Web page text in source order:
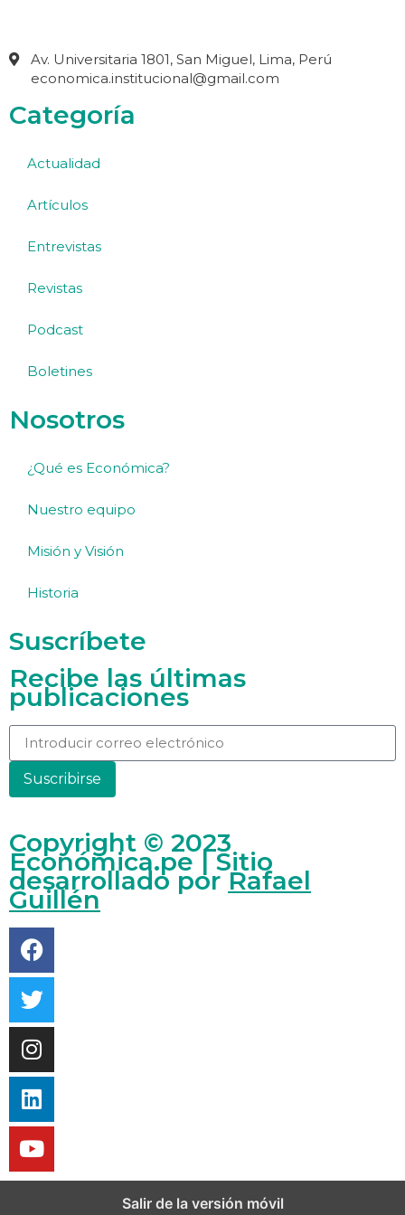
Av. Universitaria 1801, San Miguel, Lima, Perú
economica.institucional@gmail.com
Categoría
Actualidad
Artículos
Entrevistas
Revistas
Podcast
Boletines
Nosotros
¿Qué es Económica?
Nuestro equipo
Misión y Visión
Historia
Suscríbete
Recibe las últimas
publicaciones
Suscribirse
Copyright © 2023
Económica.pe | Sitio
desarrollado porRafael
Guillén
Salir de la versión móvil